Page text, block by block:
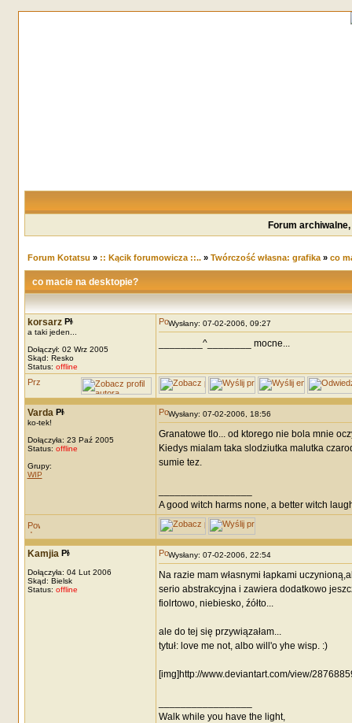
Forum
Forum Kotatsu » :: Kącik forumowicza ::..» Twórczość własna: grafika» co
co macie na desktopie?
korsarz
a taki jeden...
Dołączył: 02 Wrz 2005
Skąd: Resko
Status: offline
Wysłany: 07-02-2006, 09:27
________^________ mocne...
Varda
ko-tek!
Dołączyła: 23 Paź 2005
Status: offline
Grupy:
WIP
Wysłany: 07-02-2006, 18:56
Granatowe tlo... od ktorego nie bola mnie
Kiedys mialam taka slodziutka malutka
sumie tez.
A good witch harms none, a better witch
Kamjia
Dołączyła: 04 Lut 2006
Skąd: Bielsk
Status: offline
Wysłany: 07-02-2006, 22:54
Na razie mam własnymi łapkami
serio abstrakcyjna i zawiera dodatkowo
fiolrtowo, niebiesko, źółto...
ale do tej się przywiązałam...
tytuł: love me not, albo will'o yhe wisp. :)
[img]http://www.deviantart.com/view/
Walk while you have the light,